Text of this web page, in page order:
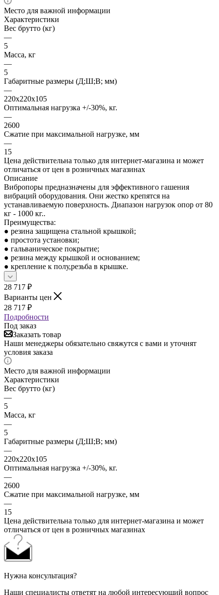
Место для важной информации
Характеристики
Вес брутто (кг)
—
5
Масса, кг
—
5
Габаритные размеры (Д;Ш;В; мм)
—
220х220х105
Оптимальная нагрузка +/-30%, кг.
—
2600
Сжатие при максимальной нагрузке, мм
—
15
Цена действительна только для интернет-магазина и может
отличаться от цен в розничных магазинах
Описание
Вибропоры предназначены для эффективного гашения
вибраций оборудования. Они жестко крепятся на
устанавливаемую поверхность. Диапазон нагрузок опор от 80
кг - 1000 кг..
Преимущества:
● резина защищена стальной крышкой;
● простота установки;
● гальваническое покрытие;
● резина между крышкой и основанием;
● крепление к полу,резьба в крышке.
28 717 ₽
Варианты цен
28 717 ₽
Подробности
Под заказ
Заказать товар
Наши менеджеры обязательно свяжутся с вами и уточнят
условия заказа
Место для важной информации
Характеристики
Вес брутто (кг)
—
5
Масса, кг
—
5
Габаритные размеры (Д;Ш;В; мм)
—
220х220х105
Оптимальная нагрузка +/-30%, кг.
—
2600
Сжатие при максимальной нагрузке, мм
—
15
Цена действительна только для интернет-магазина и может
отличаться от цен в розничных магазинах
Нужна консультация?
Наши специалисты ответят на любой интересующий вопрос